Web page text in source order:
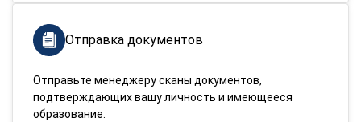
Отправка документов
Отправьте менеджеру сканы документов,
подтверждающих вашу личность и имеющееся
образование.